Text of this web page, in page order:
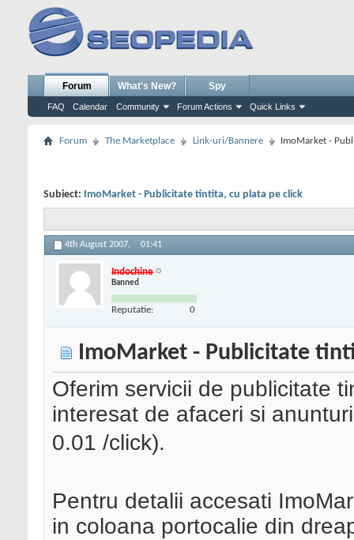
Forum
FAQ Calendar Community Forum Actions Quick Links
What's New? Spy
Forum The Marketplace Link-uri/Bannere ImoMarket -
Subiect: ImoMarket - Publicitate tintita, cu plata pe click
4th August 2007, 01:41
Indochine
Banned
Reputatie: 0
ImoMarket - Publicitate
Oferim servicii de publicitate
interesat de afaceri si
0.01 /click).
Pentru detalii accesati
in coloana portocalie din